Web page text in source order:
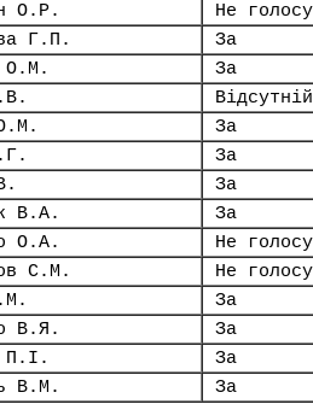
О.Р.
Не
Г.П.
За
О.М.
За
Відсутній
За
За
За
В.А.
За
О.А.
Не
С.М.
Не
За
В.Я.
За
П.І.
За
В.М.
За